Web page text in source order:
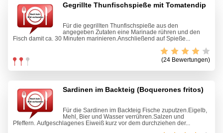
Gegrillte Thunfischspieße mit Tomatendip
Für die gegrillten Thunfischspieße aus den
angegeben Zutaten eine Marinade rühren und den
Fisch damit ca. 30 Minuten marinieren.Anschließend auf Spieße...
(24 Bewertungen)
Sardinen im Backteig (Boquerones fritos)
Für die Sardinen im Backteig Fische zuputzen.Eigelb,
Mehl, Bier und Wasser verrühren.Salzen und
Pfeffern. Aufgeschlagenes Eiweiß kurz vor dem durchziehen der...